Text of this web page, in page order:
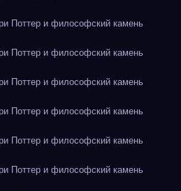
Поттер и философский камень
Поттер и философский камень
Поттер и философский камень
Поттер и философский камень
Поттер и философский камень
Поттер и философский камень